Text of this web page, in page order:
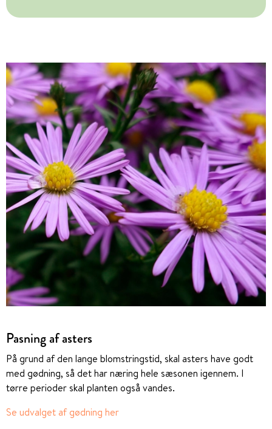
Pasning af asters
På grund af den lange blomstringstid, skal asters have godt
med gødning, så det har næring hele sæsonen igennem. I
tørre perioder skal planten også vandes.
Se udvalget af gødning her